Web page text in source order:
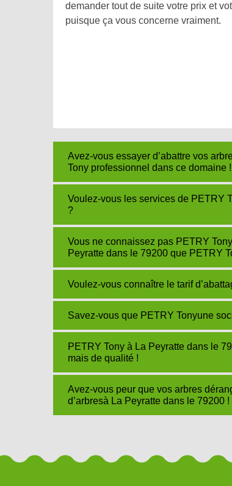
demander tout de suite votre prix et
puisque ça vous concerne vraiment.
Avez-vous essayer d’abattre vos
Tony professionnel dans ce domaine !
Voulez-vous les services de PETRY
?
Vous ne connaissez pas PETRY
Peyratte dans le 79200 que PETRY
Voulez-vous connaître le tarif
Savez-vous que PETRY Tonyune
PETRY Tony à La Peyratte dans le
mais de qualité !
Avez-vous peur que vos arbres
d’arbresà La Peyratte dans le 79200 !